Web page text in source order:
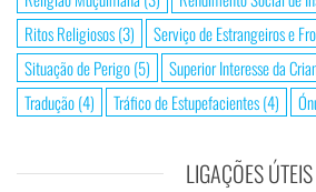
Ritos Religiosos(3) Serviço de Estrangeiros e
Situação de Perigo(5) Superior Interesse da
Tradução(4) Tráfico de Estupefacientes(4)
LIGAÇÕES ÚTEIS